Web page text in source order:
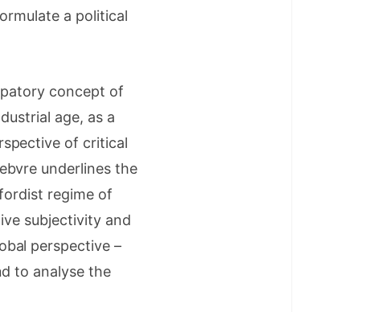
a political
concept of
age, as a
of critical
underlines the
regime of
subjectivity and
perspective –
to analyse the